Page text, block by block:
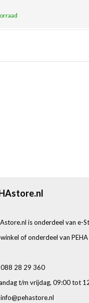
is onderdeel van e-
of onderdeel van
088 28 29 360
t/m vrijdag, 09:00 tot
info@pehastore.nl